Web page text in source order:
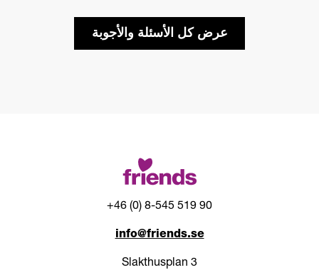
عرض كل الأسئلة والأجوبة
+46 (0) 8-545 519 90
info@friends.se
Slakthusplan 3